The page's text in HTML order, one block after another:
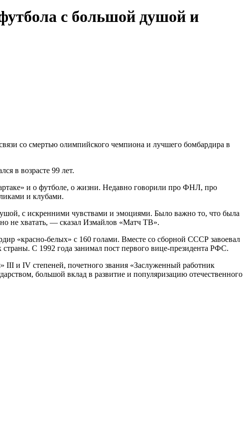
с большой душой и
со смертью олимпийского чемпиона и лучшего бомбардира в
в возрасте 99 лет.
и о футболе, о жизни. Недавно говорили про ФНЛ, про
и клубами.
с искренними чувствами и эмоциями. Было важно то, что была
не хватать, — сказал Измайлов «Матч ТВ».
«красно‑белых» с 160 голами. Вместе со сборной СССР завоевал
С 1992 года занимал пост первого вице‑президента РФС.
и IV степеней, почетного звания «Заслуженный работник
большой вклад в развитие и популяризацию отечественного